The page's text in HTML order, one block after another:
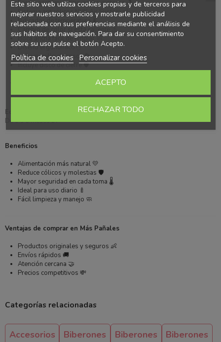
Forma anatómica tipo pecho materno 🤱
Sistema anticólicos NUK Air System 💨
Indicador de temperatura 🌡️
Cambio de color si está caliente ⚠️
Boca ancha fácil de limpiar 🧼
Diseño ergonómico ✋
Incluye anillo de rosca 🔄
Incluye disco de cierre 🛡️
Material seguro libre de BPA ✅
Edad recomendada
De 0 a 6 meses 👶
Beneficios
Alimentación más natural 💛
Reduce cólicos y molestias 🛡️
Mayor seguridad en cada toma 🌡️
Ideal para uso diario 🍼
Fácil limpieza y manejo 🧼
Ventajas de comprar en Más Pañales
Productos originales y seguros 👶
Envíos rápidos 🚚
Atención cercana 🤝
Precios competitivos 💸
Categorías relacionadas
Accesorios
Biberones
Biberones
Biberones
Este sitio web utiliza cookies propias y de terceros para
mejorar nuestros servicios y mostrarle publicidad
relacionada con sus preferencias mediante el análisis de
sus hábitos de navegación. Para dar su consentimiento
sobre su uso pulse el botón Acepto.
Política de cookies Personalizar cookies
RECHAZAR TODO
ACEPTO